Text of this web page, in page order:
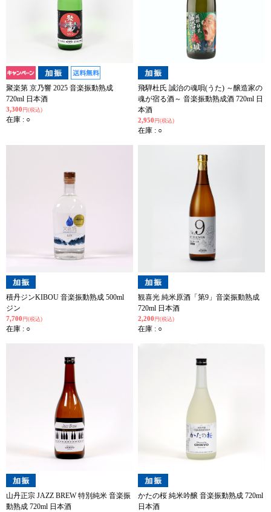
聚楽第 京乃響 2025 音楽振動熟成
720ml 日本酒
3,300 円(税込)
在庫 : ○
飛騨杜氏 誠治の魂唄(うた) ～醸造家の
魂が宿る酒～ 音楽振動熟成酒 720ml 日
本酒
2,950 円(税込)
在庫 : ○
積丹ジンKIBOU 音楽振動熟成 500ml
ジン
7,700 円(税込)
在庫 : ○
観喜光 純米原酒「第9」音楽振動熟成
720ml 日本酒
2,200 円(税込)
在庫 : ○
山丹正宗 JAZZ BREW 特別純米 音楽振
動熟成 720ml 日本酒
かたの桜 純米吟醸 音楽振動熟成 720ml
日本酒